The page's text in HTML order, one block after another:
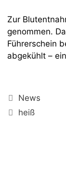
Zur
genommen.
Führerschein
abgekühlt –
Kategorien
News
Schlagwörter
heiß